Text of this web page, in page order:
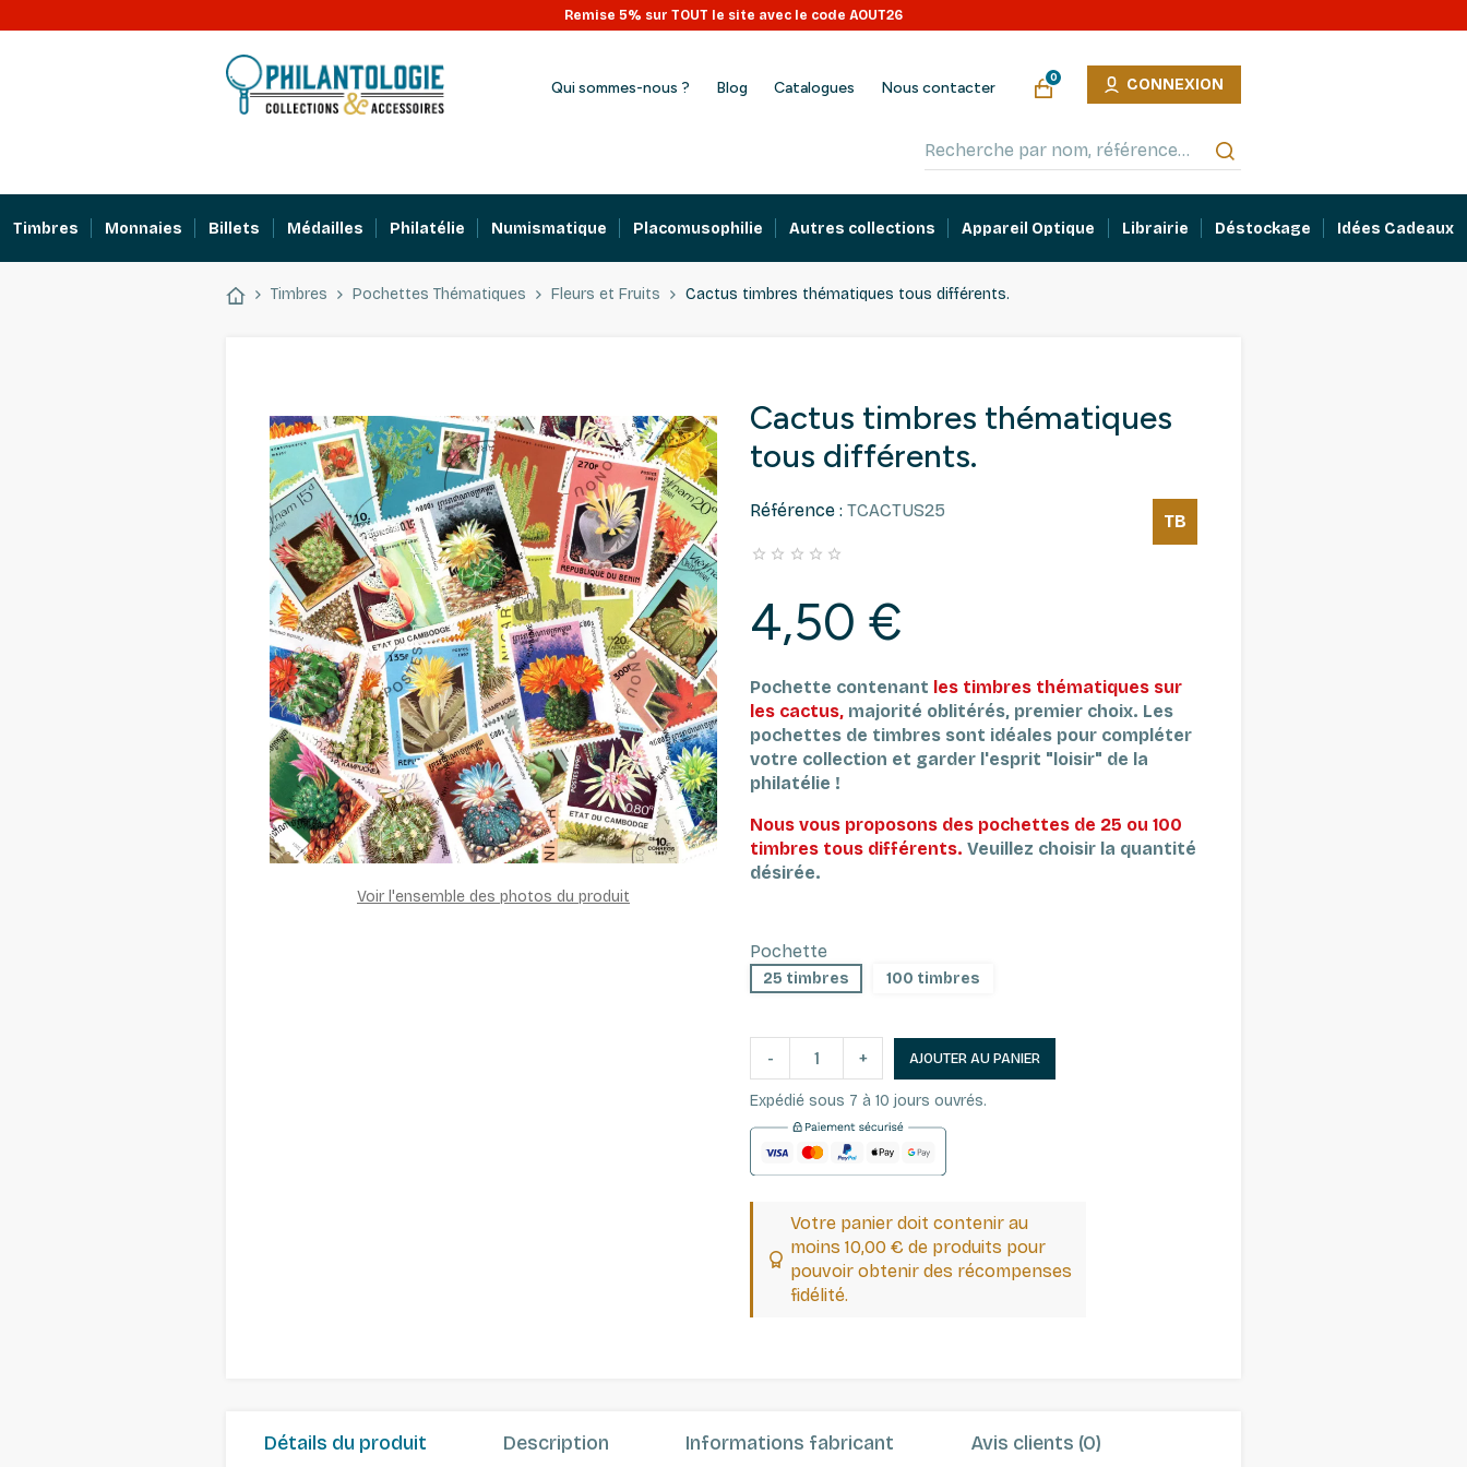
Remise 5% sur TOUT le site avec le code AOUT26
Qui sommes-nous ? Blog Catalogues Nous contacter
0 CONNEXION
Timbres Monnaies Billets Médailles Philatélie Numismatique Placomusophilie Autres collections Appareil Optique Librairie Déstockage Idées Cadeaux
Timbres Pochettes Thématiques Fleurs et Fruits Cactus timbres thématiques tous différents.
Voir l'ensemble des photos du produit
Cactus timbres thématiques
tous différents.
Référence : TCACTUS25
TB
    
4,50 €
Pochette contenant les timbres thématiques sur
les cactus, majorité oblitérés, premier choix. Les
pochettes de timbres sont idéales pour compléter
votre collection et garder l'esprit "loisir" de la
philatélie !
Nous vous proposons des pochettes de 25 ou 100
timbres tous différents. Veuillez choisir la quantité
désirée.
Pochette
25 timbres 100 timbres
- + AJOUTER AU PANIER
Expédié sous 7 à 10 jours ouvrés.
Votre panier doit contenir au
moins 10,00 € de produits pour
pouvoir obtenir des récompenses
fidélité.
Détails du produit Description Informations fabricant Avis clients (0)